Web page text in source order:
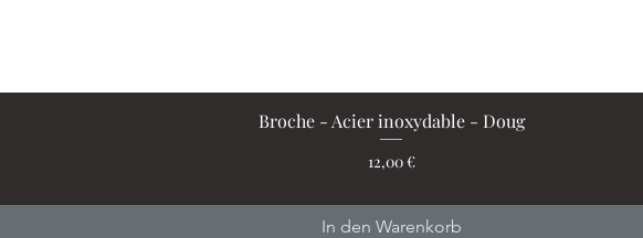
Schnellansicht
Broche - Acier inoxydable - Doug
Preis
12,00 €
In den Warenkorb